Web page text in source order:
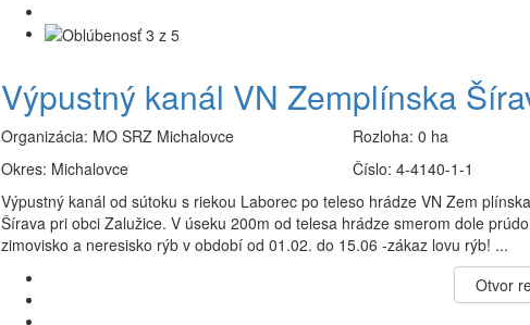
Výpustný kanál VN Zemplínska
Organizácia: MO SRZ Michalovce
Okres: Michalovce
Rozloha:0 ha
Číslo:4-4140-1-1
Výpustný kanál od sútoku s riekou Laborec po teleso hrádze VN Zem plínska
Šírava pri obci Zalužice. V úseku 200m od telesa hrádze smerom dole
zimovisko a neresisko rýb v období od 01.02. do 15.06 -zákaz lovu rýb! ...
Otvor